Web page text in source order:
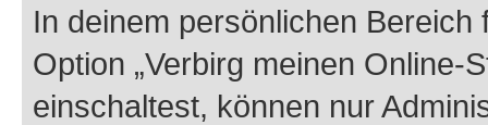
In deinem persönlichen
Option „Verbirg meinen Online-
einschaltest, können nur